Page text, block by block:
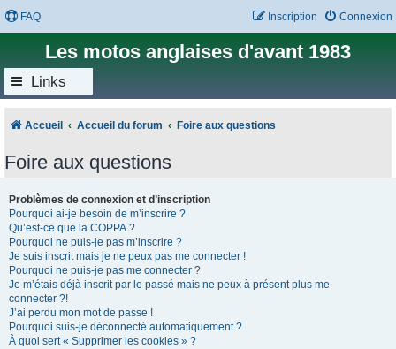
FAQ Connexion
Inscription
Les motos anglaises d'avant 1983
Links
Accueil Accueil du forum Foire aux questions
Foire aux questions
Problèmes de connexion et d’inscription
Pourquoi ai-je besoin de m’inscrire ?
Qu’est-ce que la COPPA ?
Pourquoi ne puis-je pas m’inscrire ?
Je suis inscrit mais je ne peux pas me connecter !
Pourquoi ne puis-je pas me connecter ?
Je m’étais déjà inscrit par le passé mais ne peux à présent plus me
connecter ?!
J’ai perdu mon mot de passe !
Pourquoi suis-je déconnecté automatiquement ?
À quoi sert « Supprimer les cookies » ?